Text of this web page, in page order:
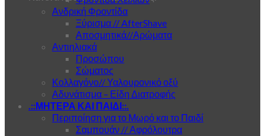
Ανδρική Φροντίδα
Ξύρισμα // AfterShave
Αποσμητικά//Αρώματα
Αντιηλιακά
Προσώπου
Σώματος
Κολλαγόνο// Υαλουρονικό οξύ
Αδυνάτισμα – Είδη Διατροφής
.::ΜΗΤΕΡΑ ΚΑΙ ΠΑΙΔΙ::.
Περιποίηση για το Μωρό και το Παιδί
Σαμπουάν // Αφρόλουτρα